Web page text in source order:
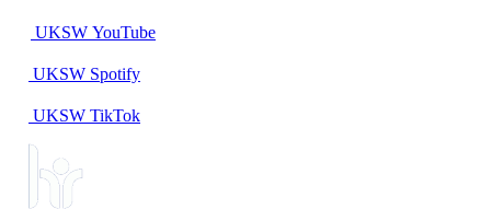
UKSW YouTube
UKSW Spotify
UKSW TikTok